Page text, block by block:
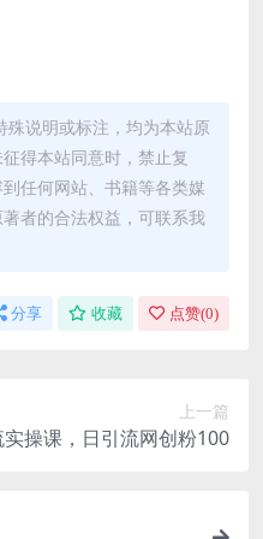
殊说明或标注，均为本站原
得本站同意时，禁止复
任何网站、书籍等各类媒
者的合法权益，可联系我
分享 收藏 点赞(0)
上一篇
实操课，日引流网创粉100